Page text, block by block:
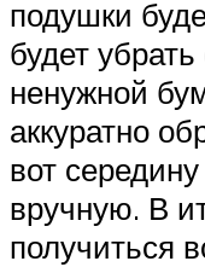
подушки
будет
ненужной
аккуратно
вот
вручную. В
получиться